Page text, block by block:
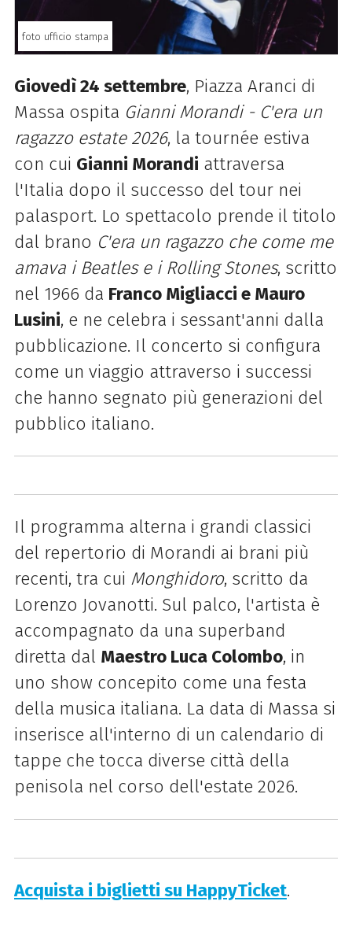
foto ufficio stampa
Giovedì 24 settembre, Piazza Aranci di
Massa ospita Gianni Morandi - C'era un
ragazzo estate 2026, la tournée estiva
con cui Gianni Morandi attraversa
l'Italia dopo il successo del tour nei
palasport. Lo spettacolo prende il titolo
dal brano C'era un ragazzo che come me
amava i Beatles e i Rolling Stones, scritto
nel 1966 da Franco Migliacci e Mauro
Lusini, e ne celebra i sessant'anni dalla
pubblicazione. Il concerto si configura
come un viaggio attraverso i successi
che hanno segnato più generazioni del
pubblico italiano.
Il programma alterna i grandi classici
del repertorio di Morandi ai brani più
recenti, tra cui Monghidoro, scritto da
Lorenzo Jovanotti. Sul palco, l'artista è
accompagnato da una superband
diretta dal Maestro Luca Colombo, in
uno show concepito come una festa
della musica italiana. La data di Massa si
inserisce all'interno di un calendario di
tappe che tocca diverse città della
penisola nel corso dell'estate 2026.
Acquista i biglietti su HappyTicket.